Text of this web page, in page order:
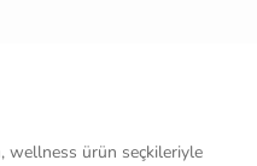
wellness ürün seçkileriyle